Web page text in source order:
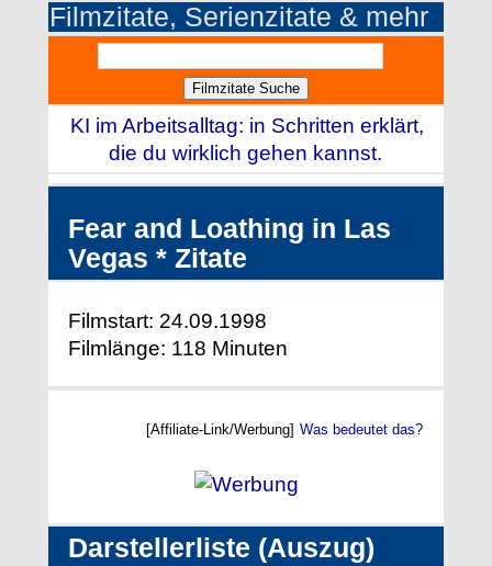
Filmzitate, Serienzitate & mehr
KI im Arbeitsalltag: in Schritten erklärt,
die du wirklich gehen kannst.
Fear and Loathing in Las
Vegas * Zitate
Filmstart: 24.09.1998
Filmlänge: 118 Minuten
[Affiliate-Link/Werbung] Was bedeutet das?
Darstellerliste (Auszug)